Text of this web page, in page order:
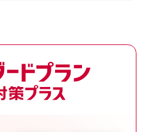
スタンダードプラン 詐欺